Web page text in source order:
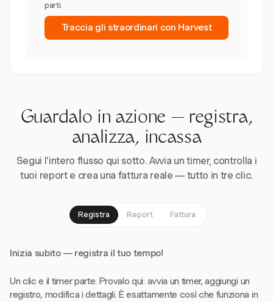
parti.
Traccia gli straordinari con Harvest
Guardalo in azione — registra,
analizza, incassa
Segui l'intero flusso qui sotto. Avvia un timer, controlla i
tuoi report e crea una fattura reale — tutto in tre clic.
Registra Report Fattura
Inizia subito — registra il tuo tempo!
Un clic e il timer parte. Provalo qui: avvia un timer, aggiungi un
registro, modifica i dettagli. È esattamente così che funziona in